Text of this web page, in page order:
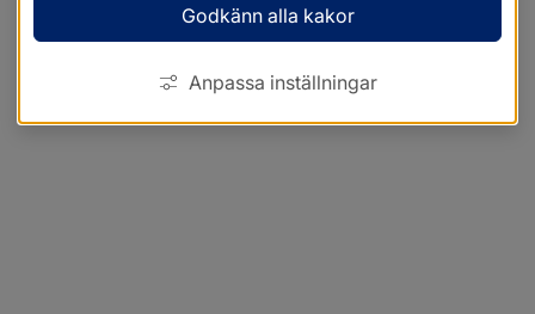
Godkänn alla kakor
Anpassa inställningar